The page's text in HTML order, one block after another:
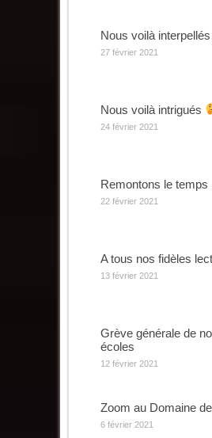
Nous voilà
27 février 2021
Nous voilà intrigués
24 février 2021
Remontons le
22 février 2021
A tous nos fidèles
13 février 2021
Grève générale de
écoles
12 février 2021
Zoom au Domaine
6 février 2021